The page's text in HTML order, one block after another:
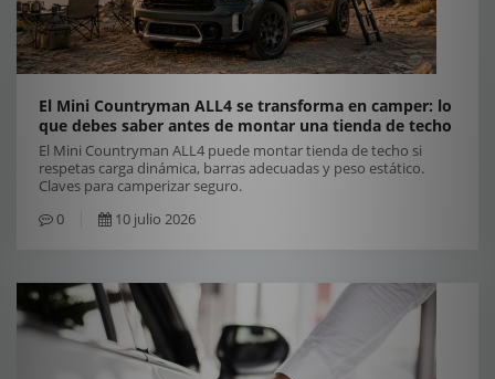
El Mini Countryman ALL4 se transforma en camper: lo
que debes saber antes de montar una tienda de techo
El Mini Countryman ALL4 puede montar tienda de techo si
respetas carga dinámica, barras adecuadas y peso estático.
Claves para camperizar seguro.
0
10 julio 2026